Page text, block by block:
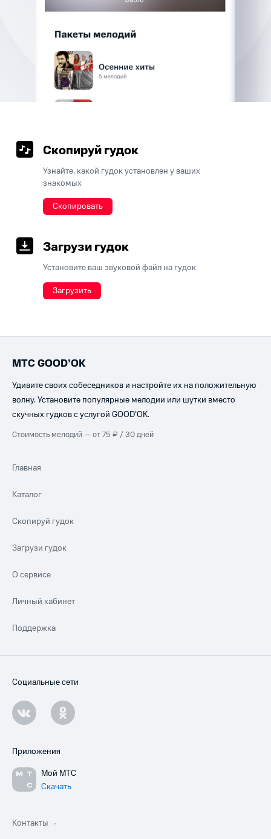
Скопируй гудок
Узнайте, какой гудок установлен у ваших
знакомых
Скопировать
Загрузи гудок
Установите ваш звуковой файл на гудок
Загрузить
МТС GOOD’OK
Удивите своих собеседников и настройте их на положительную
волну. Установите популярные мелодии или шутки вместо
скучных гудков с услугой GOOD’OK.
Стоимость мелодий — от 75 ₽ / 30 дней
Главная
Каталог
Скопируй гудок
Загрузи гудок
О сервисе
Личный кабинет
Поддержка
Социальные сети
Приложения
Мой МТС
Скачать
Контакты